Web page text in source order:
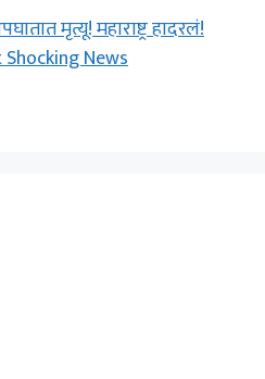
मृत्यू! महाराष्ट्र हादरलं!
News